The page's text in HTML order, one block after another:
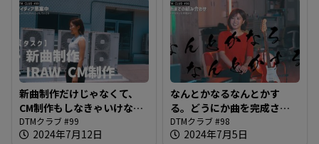
新曲制作だけじゃなくて、
CM制作もしなきゃいけなか
ったのを思い出した＠DTM
クラブ#99
DTMクラブ #99
2024年7月12日
なんとかなるなんとかす
る。どうにか曲を完成させ
たいのですが果たして＠
DTMクラブ#98
DTMクラブ #98
2024年7月5日